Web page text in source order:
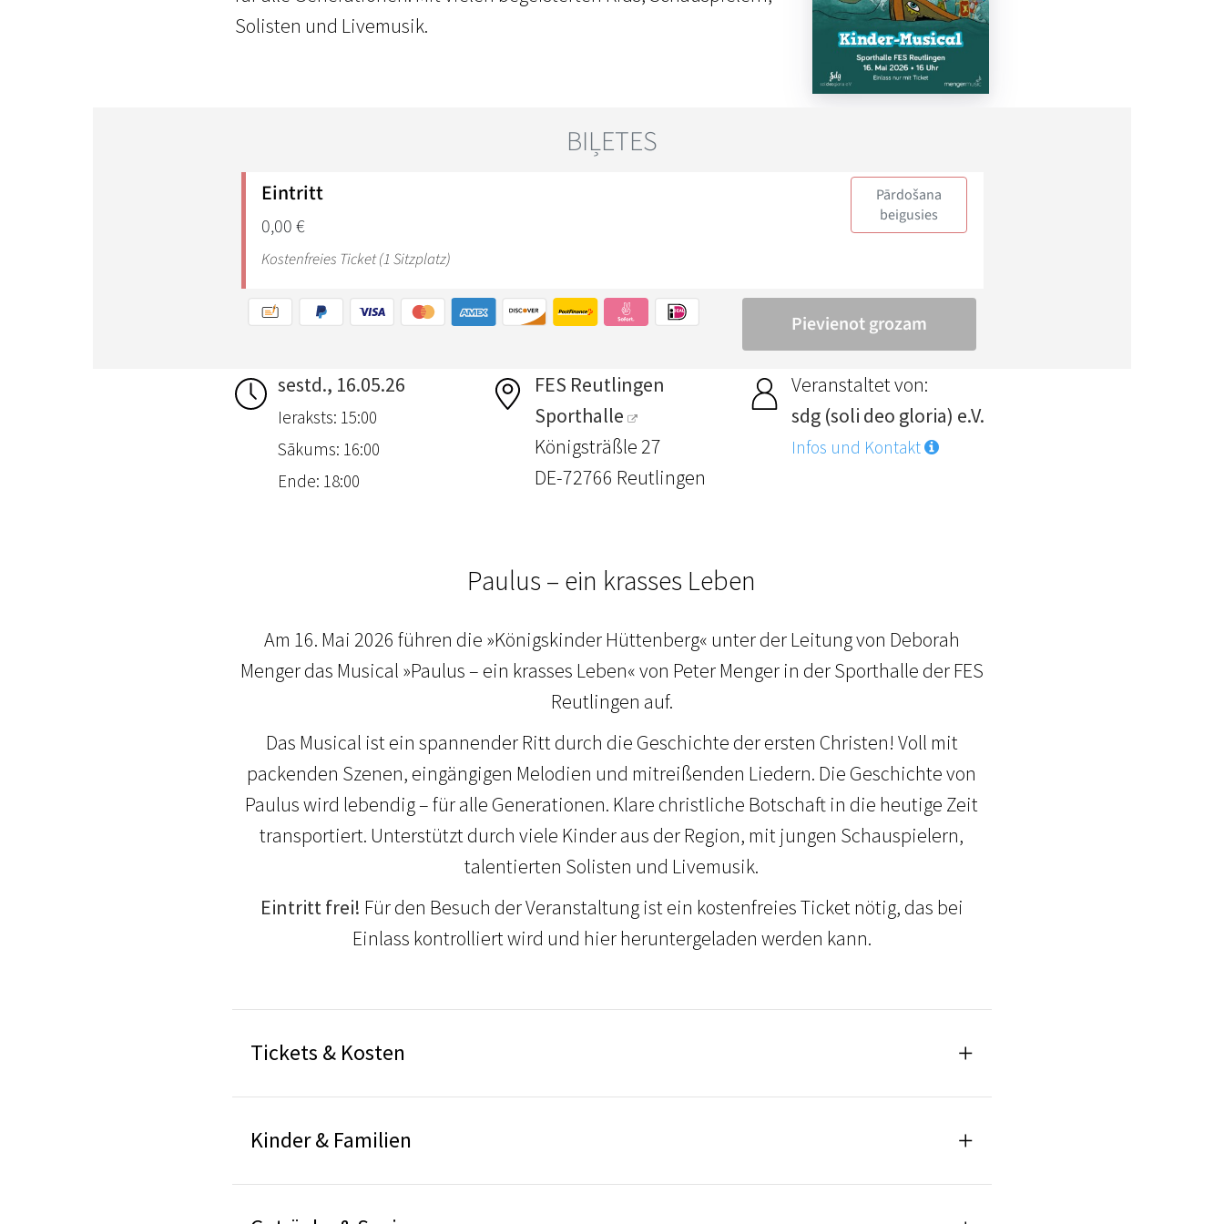
Solisten und Livemusik.
sestd., 16.05.26
Ieraksts: 15:00
Sākums: 16:00
Ende: 18:00
FES Reutlingen
Sporthalle
Königsträßle 27
DE-72766 Reutlingen
Veranstaltet von:
sdg (soli deo gloria) e.V.
Infos und Kontakt
Paulus – ein krasses Leben
Am 16. Mai 2026 führen die »Königskinder Hüttenberg« unter der Leitung von Deborah
Menger das Musical »Paulus – ein krasses Leben« von Peter Menger in der Sporthalle der FES
Reutlingen auf.
Das Musical ist ein spannender Ritt durch die Geschichte der ersten Christen! Voll mit
packenden Szenen, eingängigen Melodien und mitreißenden Liedern. Die Geschichte von
Paulus wird lebendig – für alle Generationen. Klare christliche Botschaft in die heutige Zeit
transportiert. Unterstützt durch viele Kinder aus der Region, mit jungen Schauspielern,
talentierten Solisten und Livemusik.
Eintritt frei! Für den Besuch der Veranstaltung ist ein kostenfreies Ticket nötig, das bei
Einlass kontrolliert wird und hier heruntergeladen werden kann.
Tickets & Kosten
Kinder & Familien